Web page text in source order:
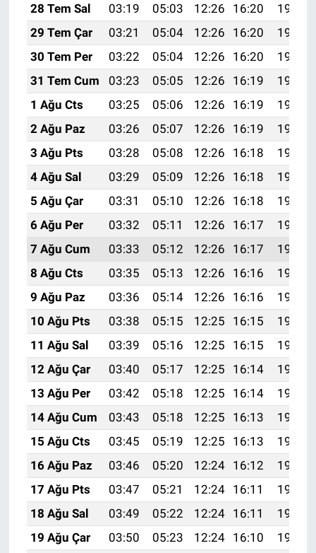
28 Tem Sal
03:19 05:03 12:26 16:20
19:40
29 Tem Çar
03:21 05:04 12:26 16:20
19:39
30 Tem Per
03:22 05:04 12:26 16:20
19:38
31 Tem Cum
03:23 05:05 12:26 16:19
19:37
1 Ağu Cts
03:25 05:06 12:26 16:19
19:36
2 Ağu Paz
03:26 05:07 12:26 16:19
19:35
3 Ağu Pts
03:28 05:08 12:26 16:18
19:34
4 Ağu Sal
03:29 05:09 12:26 16:18
19:33
5 Ağu Çar
03:31 05:10 12:26 16:18
19:32
6 Ağu Per
03:32 05:11 12:26 16:17
19:31
7 Ağu Cum
03:33 05:12 12:26 16:17
19:30
8 Ağu Cts
03:35 05:13 12:26 16:16
19:29
9 Ağu Paz
03:36 05:14 12:26 16:16
19:27
10 Ağu Pts
03:38 05:15 12:25 16:15
19:26
11 Ağu Sal
03:39 05:16 12:25 16:15
19:25
12 Ağu Çar
03:40 05:17 12:25 16:14
19:24
13 Ağu Per
03:42 05:18 12:25 16:14
19:22
14 Ağu Cum
03:43 05:18 12:25 16:13
19:21
15 Ağu Cts
03:45 05:19 12:25 16:13
19:20
16 Ağu Paz
03:46 05:20 12:24 16:12
19:18
17 Ağu Pts
03:47 05:21 12:24 16:11
19:17
18 Ağu Sal
03:49 05:22 12:24 16:11
19:16
19 Ağu Çar
03:50 05:23 12:24 16:10
19:14